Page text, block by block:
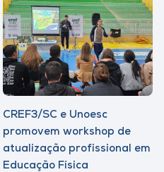
CREF3/SC e Unoesc
promovem workshop de
atualização profissional em
Educação Física